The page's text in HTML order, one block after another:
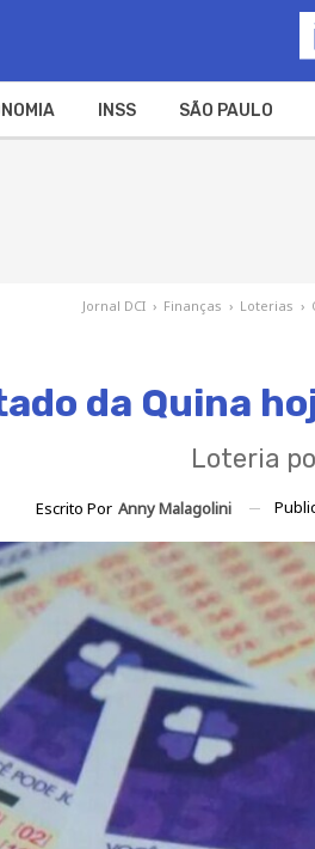
INSS SÃO PAULO
Jornal DCI › Finanças › Loterias ›
da Quina
Loteria
Escrito Por Anny Malagolini